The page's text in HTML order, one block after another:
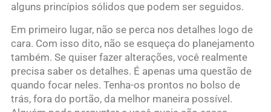
alguns princípios sólidos que podem ser seguidos.
Em primeiro lugar, não se perca nos detalhes logo de
cara. Com isso dito, não se esqueça do planejamento
também. Se quiser fazer alterações, você realmente
precisa saber os detalhes. É apenas uma questão de
quando focar neles. Tenha-os prontos no bolso de
trás, fora do portão, da melhor maneira possível.